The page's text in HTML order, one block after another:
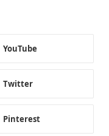
YouTube
Twitter
Pinterest